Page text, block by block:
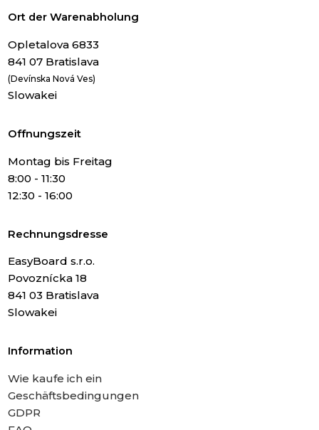
Ort der Warenabholung
Opletalova 6833
841 07 Bratislava
(Devínska Nová Ves)
Slowakei
Offnungszeit
Montag bis Freitag
8:00 - 11:30
12:30 - 16:00
Rechnungsdresse
EasyBoard s.r.o.
Povoznícka 18
841 03 Bratislava
Slowakei
Information
Wie kaufe ich ein
Geschäftsbedingungen
GDPR